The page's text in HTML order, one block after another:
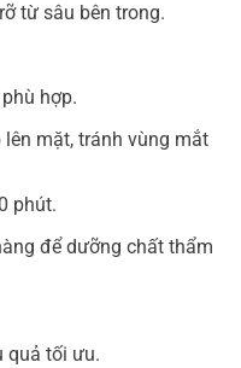
từ sâu bên trong.
hợp.
mặt, tránh vùng mắt
phút.
để dưỡng chất thẩm
quả tối ưu.